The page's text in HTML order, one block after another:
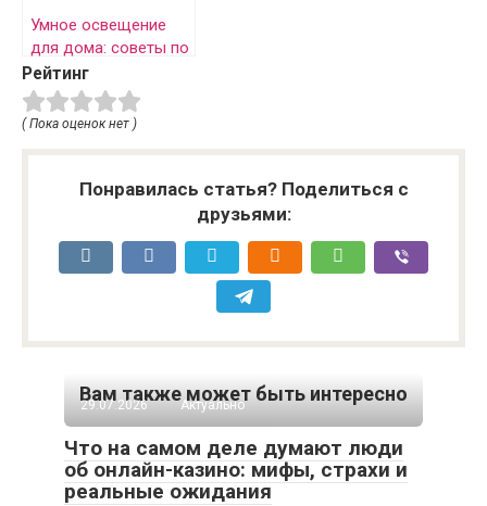
Умное освещение
для дома: советы по
оптимизации
Рейтинг
( Пока оценок нет )
Понравилась статья? Поделиться с
друзьями:
Вам также может быть интересно
29.07.2026 Актуально
Что на самом деле думают люди
об онлайн-казино: мифы, страхи и
реальные ожидания